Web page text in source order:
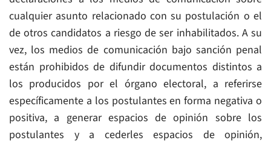
cualquier asunto relacionado con su postulación o el
de otros candidatos a riesgo de ser inhabilitados. A su
vez, los medios de comunicación bajo sanción penal
están prohibidos de difundir documentos distintos a
los producidos por el órgano electoral, a referirse
específicamente a los postulantes en forma negativa o
positiva, a generar espacios de opinión sobre los
postulantes y a cederles espacios de opinión,